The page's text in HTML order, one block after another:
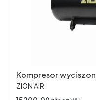
Kompresor
PRODUCENT
ZION AIR